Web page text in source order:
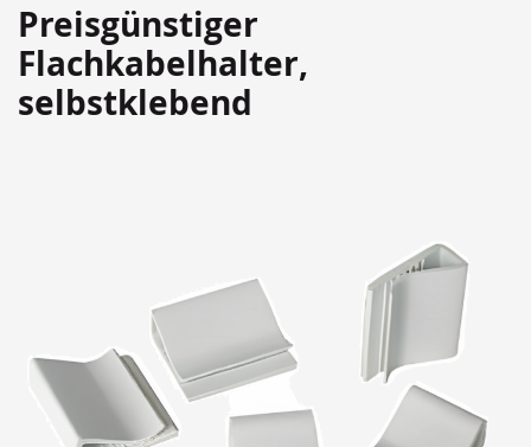
Preisgünstiger
Flachkabelhalter,
selbstklebend
Bildergalerie